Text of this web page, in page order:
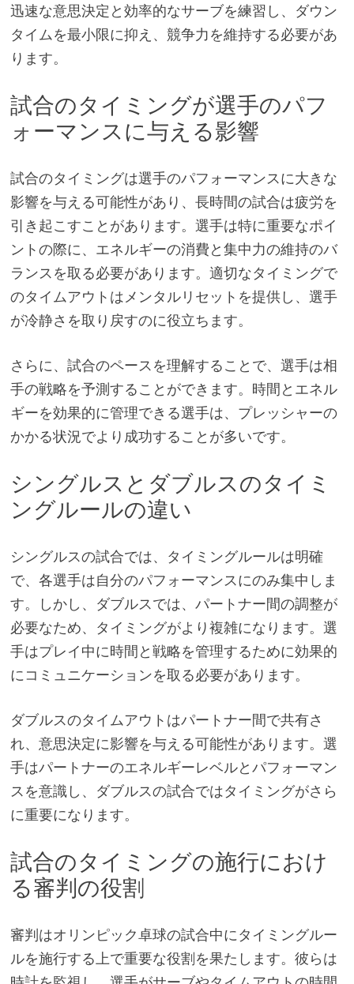
迅速な意思決定と効率的なサーブを練習し、ダウン
タイムを最小限に抑え、競争力を維持する必要があ
ります。
試合のタイミングが選手のパフ
ォーマンスに与える影響
試合のタイミングは選手のパフォーマンスに大きな
影響を与える可能性があり、長時間の試合は疲労を
引き起こすことがあります。選手は特に重要なポイ
ントの際に、エネルギーの消費と集中力の維持のバ
ランスを取る必要があります。適切なタイミングで
のタイムアウトはメンタルリセットを提供し、選手
が冷静さを取り戻すのに役立ちます。
さらに、試合のペースを理解することで、選手は相
手の戦略を予測することができます。時間とエネル
ギーを効果的に管理できる選手は、プレッシャーの
かかる状況でより成功することが多いです。
シングルスとダブルスのタイミ
ングルールの違い
シングルスの試合では、タイミングルールは明確
で、各選手は自分のパフォーマンスにのみ集中しま
す。しかし、ダブルスでは、パートナー間の調整が
必要なため、タイミングがより複雑になります。選
手はプレイ中に時間と戦略を管理するために効果的
にコミュニケーションを取る必要があります。
ダブルスのタイムアウトはパートナー間で共有さ
れ、意思決定に影響を与える可能性があります。選
手はパートナーのエネルギーレベルとパフォーマン
スを意識し、ダブルスの試合ではタイミングがさら
に重要になります。
試合のタイミングの施行におけ
る審判の役割
審判はオリンピック卓球の試合中にタイミングルー
ルを施行する上で重要な役割を果たします。彼らは